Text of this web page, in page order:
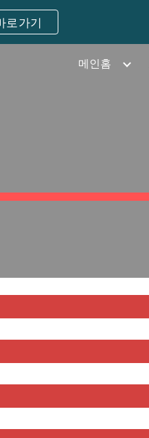
to navigation
로가기
메인홈